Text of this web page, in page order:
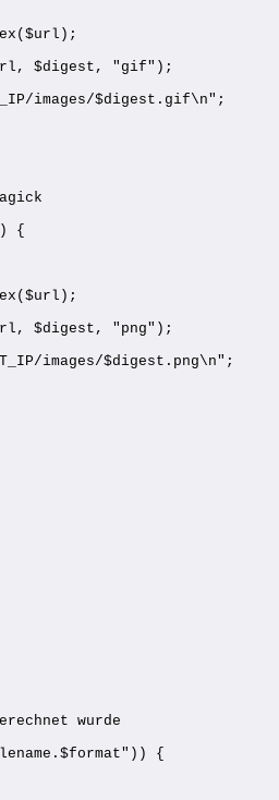
$digest, "gif");
images/$digest.gif\n";
{
$digest, "png");
images/$digest.png\n";
wurde
{